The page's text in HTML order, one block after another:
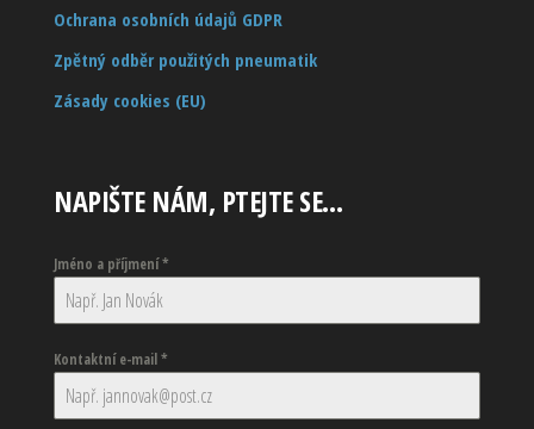
Ochrana osobních údajů GDPR
Zpětný odběr použitých pneumatik
Zásady cookies (EU)
NAPIŠTE NÁM, PTEJTE SE…
Jméno a příjmení*
Kontaktní e-mail*